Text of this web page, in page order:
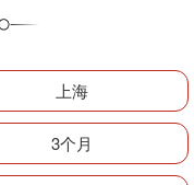
上海
3个月